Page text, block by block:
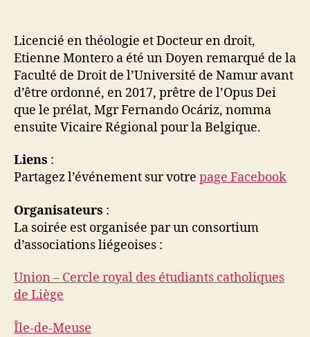
Licencié en théologie et Docteur en droit,
Etienne Montero a été un Doyen remarqué de la
Faculté de Droit de l’Université de Namur avant
d’être ordonné, en 2017, prêtre de l’Opus Dei
que le prélat, Mgr Fernando Ocáriz, nomma
ensuite Vicaire Régional pour la Belgique.
Liens :
Partagez l’événement sur votre page Facebook
Organisateurs :
La soirée est organisée par un consortium
d’associations liégeoises :
Union – Cercle royal des étudiants catholiques
de Liège
Île-de-Meuse